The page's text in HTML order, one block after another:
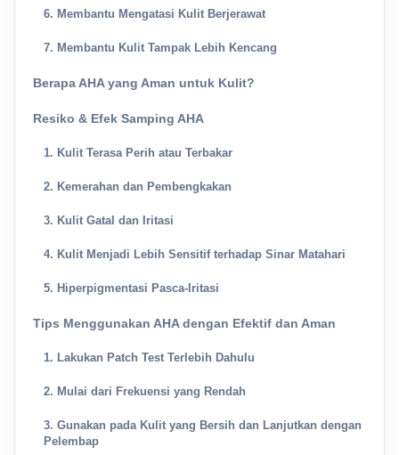
6. Membantu Mengatasi Kulit Berjerawat
7. Membantu Kulit Tampak Lebih Kencang
Berapa AHA yang Aman untuk Kulit?
Resiko & Efek Samping AHA
1. Kulit Terasa Perih atau Terbakar
2. Kemerahan dan Pembengkakan
3. Kulit Gatal dan Iritasi
4. Kulit Menjadi Lebih Sensitif terhadap Sinar Matahari
5. Hiperpigmentasi Pasca-Iritasi
Tips Menggunakan AHA dengan Efektif dan Aman
1. Lakukan Patch Test Terlebih Dahulu
2. Mulai dari Frekuensi yang Rendah
3. Gunakan pada Kulit yang Bersih dan Lanjutkan dengan
Pelembap